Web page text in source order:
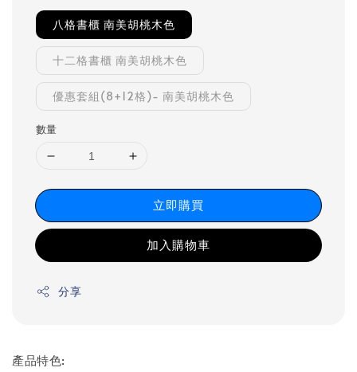
八格書櫃 南美胡桃木色
十二格書櫃 南美胡桃木色
優惠套組(8+12格)- 南美胡桃木色
數量
立即購買
加入購物車
分享
產品特色: